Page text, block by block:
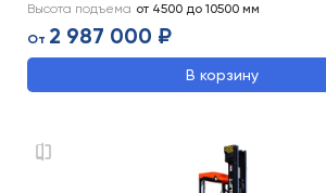
Высота подъема от 4500 до 10500 мм
От 2 987 000 ₽
В корзину